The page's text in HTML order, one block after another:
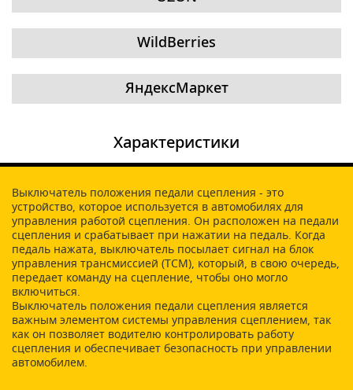
WildBerries
ЯндексМаркет
Характеристики
Выключатель положения педали сцепления - это
устройство, которое используется в автомобилях для
управления работой сцепления. Он расположен на педали
сцепления и срабатывает при нажатии на педаль. Когда
педаль нажата, выключатель посылает сигнал на блок
управления трансмиссией (TCM), который, в свою очередь,
передает команду на сцепление, чтобы оно могло
включиться.
Выключатель положения педали сцепления является
важным элементом системы управления сцеплением, так
как он позволяет водителю контролировать работу
сцепления и обеспечивает безопасность при управлении
автомобилем.